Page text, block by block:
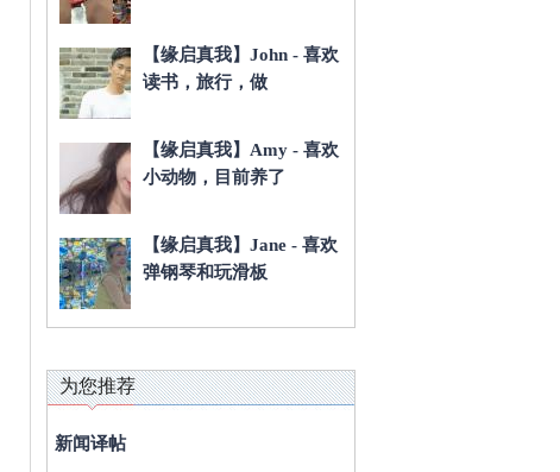
【缘启真我】John - 喜欢
读书，旅行，做
【缘启真我】Amy - 喜欢
小动物，目前养了
【缘启真我】Jane - 喜欢
弹钢琴和玩滑板
为您推荐
新闻译帖